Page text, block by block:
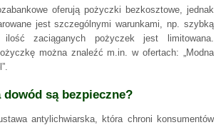
oferują pożyczki bezkosztowe, jednak
jest szczególnymi warunkami, np. szybką
zaciąganych pożyczek jest limitowana.
można znaleźć m.in. w ofertach: „Modna
są bezpieczne?
antylichwiarska, która chroni konsumentów